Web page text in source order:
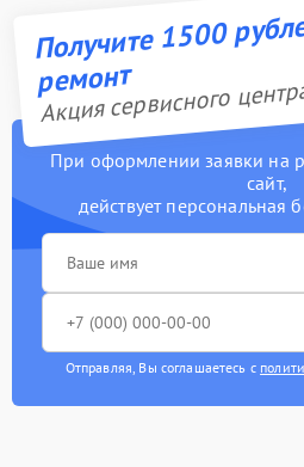
Получите 1500
ремонт
Акция сервисного
При оформлении заявки на
сайт,
действует персональная
Отправляя, Вы соглашаетесь с